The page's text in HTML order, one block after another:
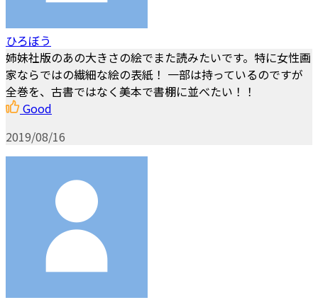
ひろぼう
姉妹社版のあの大きさの絵でまた読みたいです。特に女性画
家ならではの繊細な絵の表紙！ 一部は持っているのですが
全巻を、古書ではなく美本で書棚に並べたい！！
Good
2019/08/16